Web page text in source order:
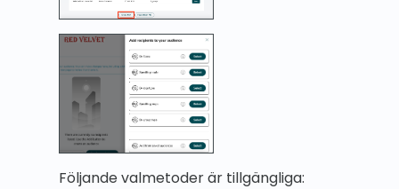
Följande valmetoder är tillgängliga: